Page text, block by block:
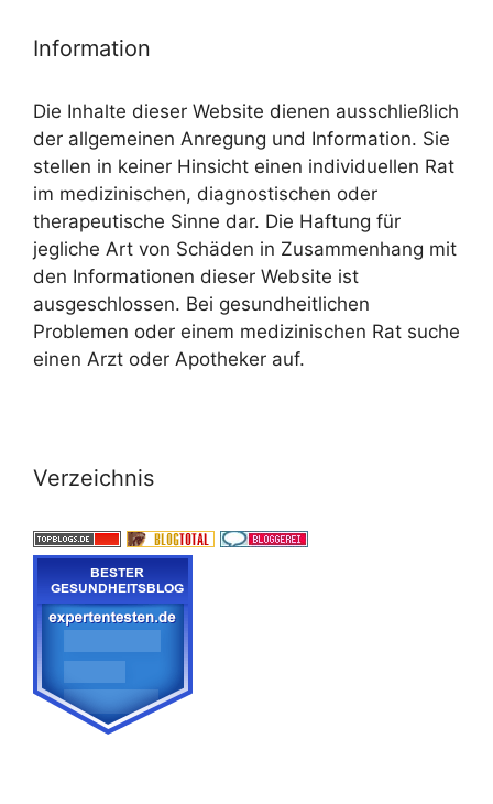
Information
Die Inhalte dieser Website dienen ausschließlich
der allgemeinen Anregung und Information. Sie
stellen in keiner Hinsicht einen individuellen Rat
im medizinischen, diagnostischen oder
therapeutische Sinne dar. Die Haftung für
jegliche Art von Schäden in Zusammenhang mit
den Informationen dieser Website ist
ausgeschlossen. Bei gesundheitlichen
Problemen oder einem medizinischen Rat suche
einen Arzt oder Apotheker auf.
Verzeichnis